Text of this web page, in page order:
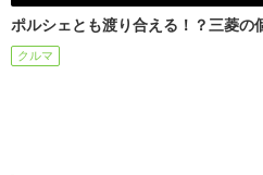
ポルシェとも渡り合える！？三菱
クルマ